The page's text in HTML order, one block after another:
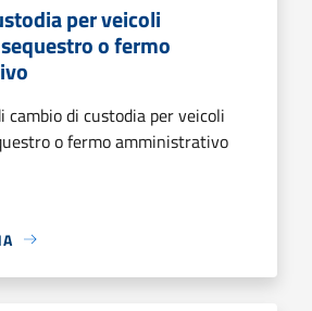
per veicoli
o fermo
cambio di custodia per veicoli
o fermo amministrativo